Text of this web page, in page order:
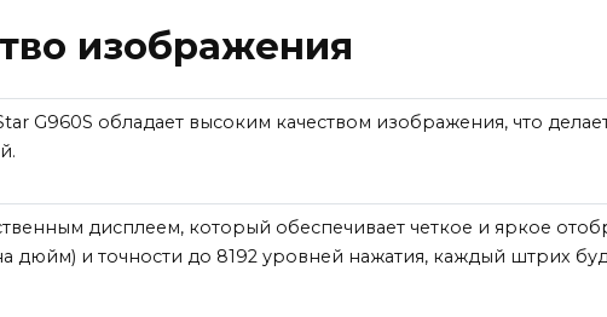
изображения
G960S обладает высоким качеством изображения, что
дисплеем, который обеспечивает четкое и яркое
и точности до 8192 уровней нажатия, каждый штрих